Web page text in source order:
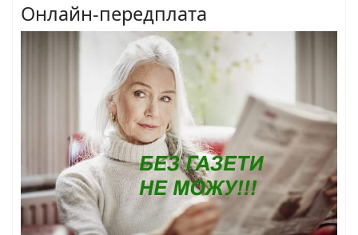
Онлайн-передплата